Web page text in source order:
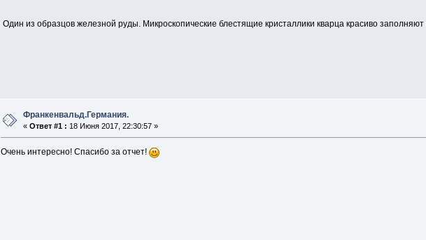
Один из образцов железной руды. Микроскопические блестящие кристаллики кварца красиво
Франкенвальд.Германия.
«Ответ #1 : 18 Июня 2017, 22:30:57 »
Очень интересно! Спасибо за отчет!